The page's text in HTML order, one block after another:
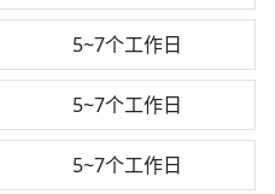
5~7个工作日
5~7个工作日
5~7个工作日